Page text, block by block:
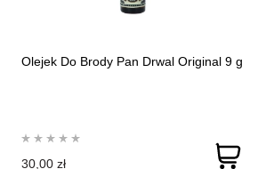
Olejek Do Brody Pan Drwal Original 9 g
30,00 zł